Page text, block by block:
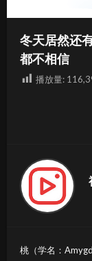
冬天居然还
都不相信
播放量:
桃（学名：